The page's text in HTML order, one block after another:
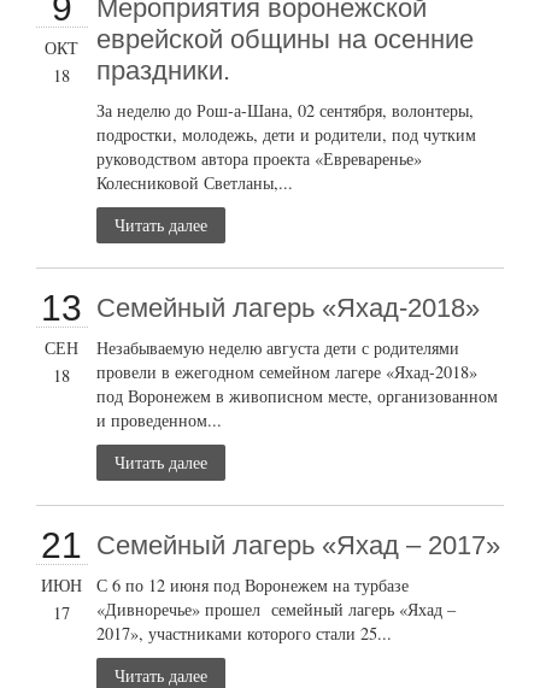
ОКТ
18
Мероприятия воронежской
еврейской общины на осенние
праздники.
За неделю до Рош-а-Шана, 02 сентября, волонтеры,
подростки, молодежь, дети и родители, под чутким
руководством автора проекта «Евреваренье»
Колесниковой Светланы,...
Читать далее
13
СЕН
18
Семейный лагерь «Яхад-2018»
Незабываемую неделю августа дети с родителями
провели в ежегодном семейном лагере «Яхад-2018»
под Воронежем в живописном месте, организованном
и проведенном...
Читать далее
21
ИЮН
17
Семейный лагерь «Яхад – 2017»
С 6 по 12 июня под Воронежем на турбазе
«Дивноречье» прошел семейный лагерь «Яхад –
2017», участниками которого стали 25...
Читать далее